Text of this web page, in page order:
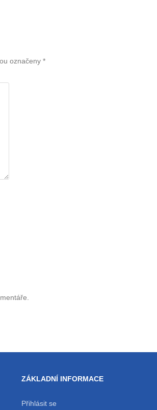
označeny *
ZÁKLADNÍ INFORMACE
Přihlásit se